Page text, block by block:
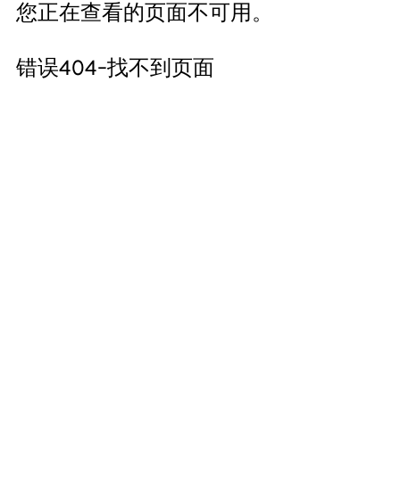
您正在查看的页面不可用。
错误404-找不到页面